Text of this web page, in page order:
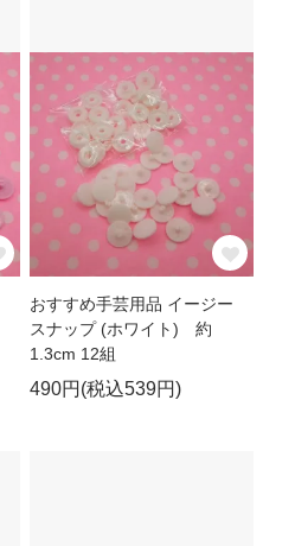
おすすめ手芸用品 イージー
スナップ (ホワイト) 約
1.3cm 12組
490円(税込539円)